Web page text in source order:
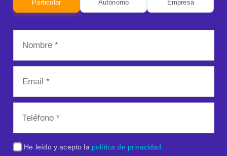
Particular Autónomo Empresa
He leído y acepto la política de privacidad